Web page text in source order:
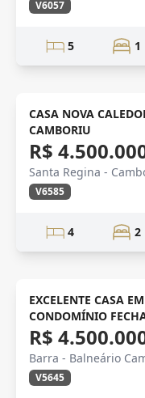
V6057
5 1
CASA NOVA
CAMBORIU
R$
Santa Regina -
V6585
4 2
ALTO PADRÃO
EXCELENTE CASA EM
CONDOMÍNIO
R$
Barra - Balneário
V5645